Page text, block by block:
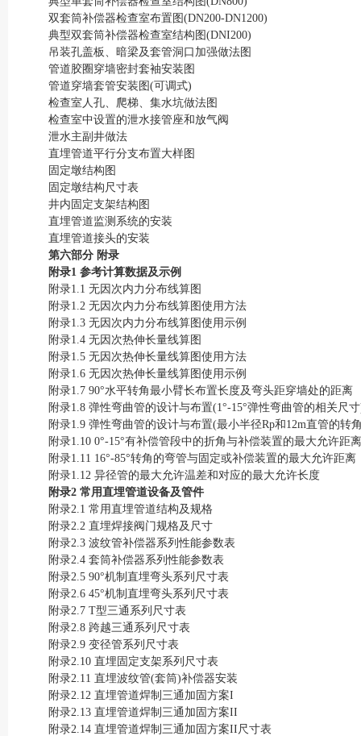
双套筒补偿器检查室布置图(DN200-DN1200)
典型双套筒补偿器检查室结构图(DNI200)
吊装孔盖板、暗梁及套管洞口加强做法图
管道胶圈穿墙密封套袖安装图
管道穿墙套管安装图(可调式)
检查室人孔、爬梯、集水坑做法图
检查室中设置的泄水接管座和放气阀
泄水主副井做法
直埋管道平行分支布置大样图
固定墩结构图
固定墩结构尺寸表
井内固定支架结构图
直埋管道监测系统的安装
直埋管道接头的安装
第六部分 附录
附录1 参考计算数据及示例
附录1.1 无因次内力分布线算图
附录1.2 无因次内力分布线算图使用方法
附录1.3 无因次内力分布线算图使用示例
附录1.4 无因次热伸长量线算图
附录1.5 无因次热伸长量线算图使用方法
附录1.6 无因次热伸长量线算图使用示例
附录1.7 90°水平转角最小臂长布置长度及弯头距穿墙处的距离
附录1.8 弹性弯曲管的设计与布置(1°-15°弹性弯曲管的相关尺
附录1.9 弹性弯曲管的设计与布置(最小半径Rp和12m直管的转
附录1.10 0°-15°有补偿管段中的折角与补偿装置的最大允许距离
附录1.11 16°-85°转角的弯管与固定或补偿装置的最大允许距离
附录1.12 异径管的最大允许温差和对应的最大允许长度
附录2 常用直埋管道设备及管件
附录2.1 常用直埋管道结构及规格
附录2.2 直埋焊接阀门规格及尺寸
附录2.3 波纹管补偿器系列性能参数表
附录2.4 套筒补偿器系列性能参数表
附录2.5 90°机制直埋弯头系列尺寸表
附录2.6 45°机制直埋弯头系列尺寸表
附录2.7 T型三通系列尺寸表
附录2.8 跨越三通系列尺寸表
附录2.9 变径管系列尺寸表
附录2.10 直埋固定支架系列尺寸表
附录2.11 直埋波纹管(套筒)补偿器安装
附录2.12 直埋管道焊制三通加固方案I
附录2.13 直埋管道焊制三通加固方案II
附录2.14 直埋管道焊制三通加固方案II尺寸表